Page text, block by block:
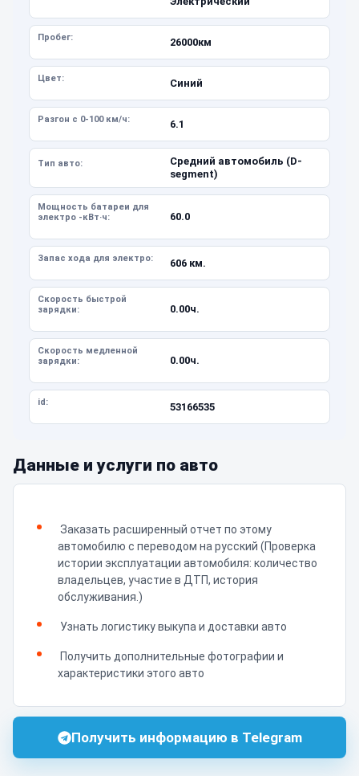
Пробег: 26000км
Цвет: Синий
Разгон с 0-100 км/ч: 6.1
Тип авто:
Средний автомобиль (D-
segment)
Мощность батареи для
электро -кВт·ч:
60.0
Запас хода для электро: 606 км.
Скорость быстрой
зарядки:
0.00ч.
Скорость медленной
зарядки:
0.00ч.
id: 53166535
Данные и услуги по авто
Заказать расширенный отчет по этому
автомобилю с переводом на русский (Проверка
истории эксплуатации автомобиля: количество
владельцев, участие в ДТП, история
обслуживания.)
Узнать логистику выкупа и доставки авто
Получить дополнительные фотографии и
характеристики этого авто
Получить информацию в Telegram